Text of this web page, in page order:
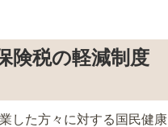
険税の軽減制度
した方々に対する国民健康